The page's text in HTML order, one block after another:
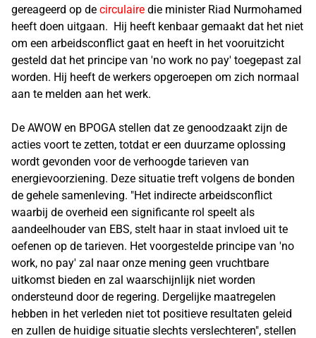
gereageerd op de circulaire die minister Riad Nurmohamed
heeft doen uitgaan. Hij heeft kenbaar gemaakt dat het niet
om een arbeidsconflict gaat en heeft in het vooruitzicht
gesteld dat het principe van 'no work no pay' toegepast zal
worden. Hij heeft de werkers opgeroepen om zich normaal
aan te melden aan het werk.
De AWOW en BPOGA stellen dat ze genoodzaakt zijn de
acties voort te zetten, totdat er een duurzame oplossing
wordt gevonden voor de verhoogde tarieven van
energievoorziening. Deze situatie treft volgens de bonden
de gehele samenleving. "Het indirecte arbeidsconflict
waarbij de overheid een significante rol speelt als
aandeelhouder van EBS, stelt haar in staat invloed uit te
oefenen op de tarieven. Het voorgestelde principe van 'no
work, no pay' zal naar onze mening geen vruchtbare
uitkomst bieden en zal waarschijnlijk niet worden
ondersteund door de regering. Dergelijke maatregelen
hebben in het verleden niet tot positieve resultaten geleid
en zullen de huidige situatie slechts verslechteren", stellen